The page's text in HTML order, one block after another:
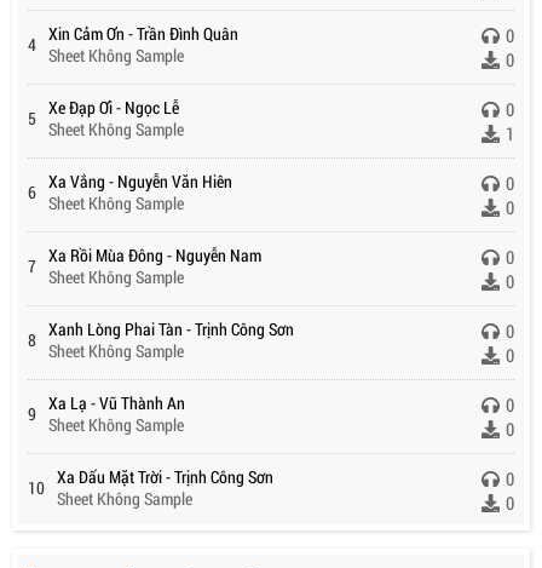
4 Xin Cảm Ơn - Trần Đình Quân
Sheet Không Sample
0
0
5 Xe Đạp Ơi - Ngọc Lễ
Sheet Không Sample
0
1
6 Xa Vắng - Nguyễn Văn Hiên
Sheet Không Sample
0
0
7 Xa Rồi Mùa Đông - Nguyễn Nam
Sheet Không Sample
0
0
8 Xanh Lòng Phai Tàn - Trịnh Công Sơn
Sheet Không Sample
0
0
9 Xa Lạ - Vũ Thành An
Sheet Không Sample
0
0
10 Xa Dấu Mặt Trời - Trịnh Công Sơn
Sheet Không Sample
0
0